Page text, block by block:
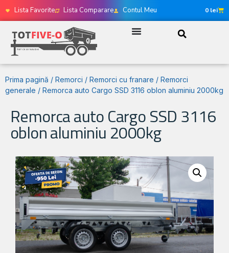
Lista Favorite Lista Comparare Contul Meu 0 lei
Prima pagină / Remorci / Remorci cu franare / Remorci
generale / Remorca auto Cargo SSD 3116 oblon aluminiu 2000kg
Remorca auto Cargo SSD 3116
oblon aluminiu 2000kg